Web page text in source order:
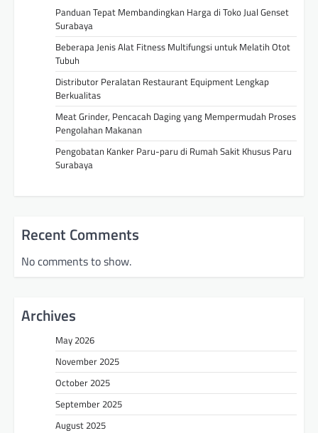
Panduan Tepat Membandingkan Harga di Toko Jual Genset
Surabaya
Beberapa Jenis Alat Fitness Multifungsi untuk Melatih Otot
Tubuh
Distributor Peralatan Restaurant Equipment Lengkap
Berkualitas
Meat Grinder, Pencacah Daging yang Mempermudah Proses
Pengolahan Makanan
Pengobatan Kanker Paru-paru di Rumah Sakit Khusus Paru
Surabaya
Recent Comments
No comments to show.
Archives
May 2026
November 2025
October 2025
September 2025
August 2025